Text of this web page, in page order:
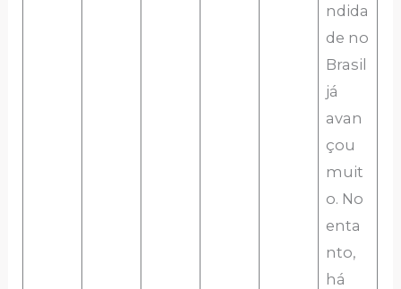
ndida
de no
Brasil
já
avan
çou
muit
o. No
enta
nto,
há